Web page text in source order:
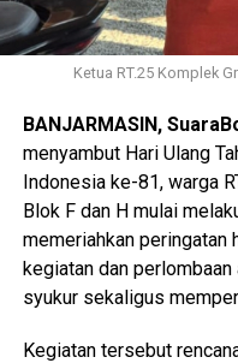
Ketua RT.25 Komplek
BANJARMASIN,
menyambut Hari Ulang
Indonesia ke-81, warga
Blok F dan H mulai
memeriahkan peringatan
kegiatan dan
syukur sekaligus
Kegiatan tersebut